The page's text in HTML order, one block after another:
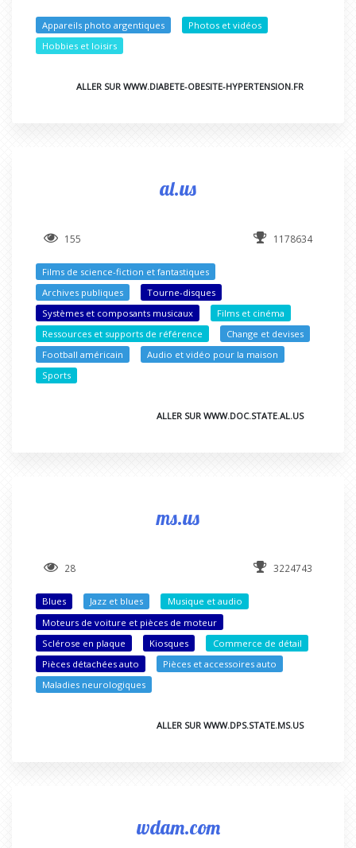
Appareils photo argentiques
Photos et vidéos
Hobbies et loisirs
ALLER SUR WWW.DIABETE-OBESITE-HYPERTENSION.FR
al.us
155 1178634
Films de science-fiction et fantastiques
Archives publiques
Tourne-disques
Systèmes et composants musicaux
Films et cinéma
Ressources et supports de référence
Change et devises
Football américain
Audio et vidéo pour la maison
Sports
ALLER SUR WWW.DOC.STATE.AL.US
ms.us
28 3224743
Blues Jazz et blues
Musique et audio
Moteurs de voiture et pièces de moteur
Sclérose en plaque
Kiosques
Commerce de détail
Pièces détachées auto
Pièces et accessoires auto
Maladies neurologiques
ALLER SUR WWW.DPS.STATE.MS.US
wdam.com